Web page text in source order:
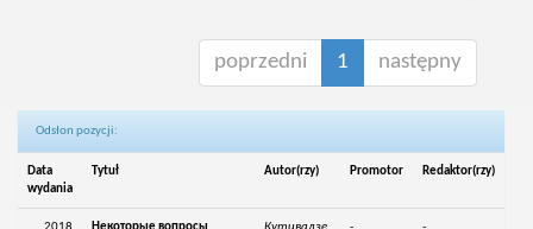
poprzedni 1 następny
Odsłon pozycji:
Data
wydania
Tytuł Autor(rzy) Promotor Redaktor(rzy)